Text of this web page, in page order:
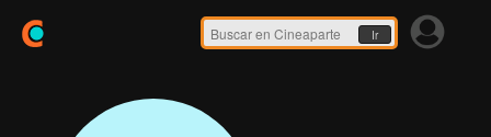
Ir